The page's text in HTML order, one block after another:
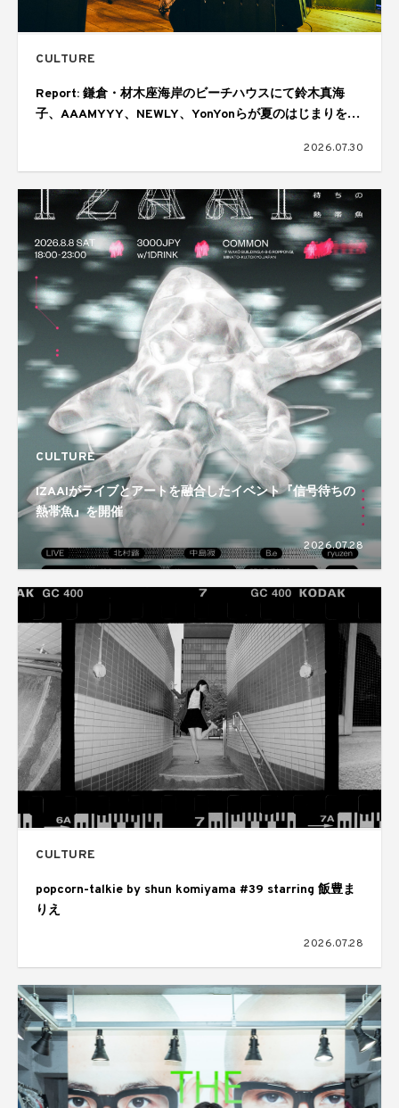
CULTURE
Report: 鎌倉・材木座海岸のビーチハウスにて鈴木真海
子、AAAMYYY、NEWLY、YonYonらが夏のはじまりを幻
2026.07.30
CULTURE
IZAAIがライブとアートを融合したイベント『信号待ちの
熱帯魚』を開催
2026.07.28
CULTURE
popcorn-talkie by shun komiyama #39 starring 飯豊ま
りえ
2026.07.28